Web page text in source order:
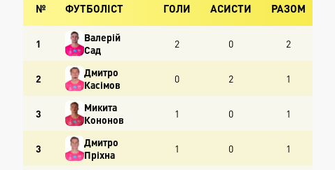
№ ФУТБОЛІСТ ГОЛИ АСИСТИ РАЗОМ
1
Валерій
Сад
2 0 2
2
Дмитро
Касімов
0 2 1
3
Микита
Кононов
1 0 1
3
Дмитро
Пріхна
1 0 1